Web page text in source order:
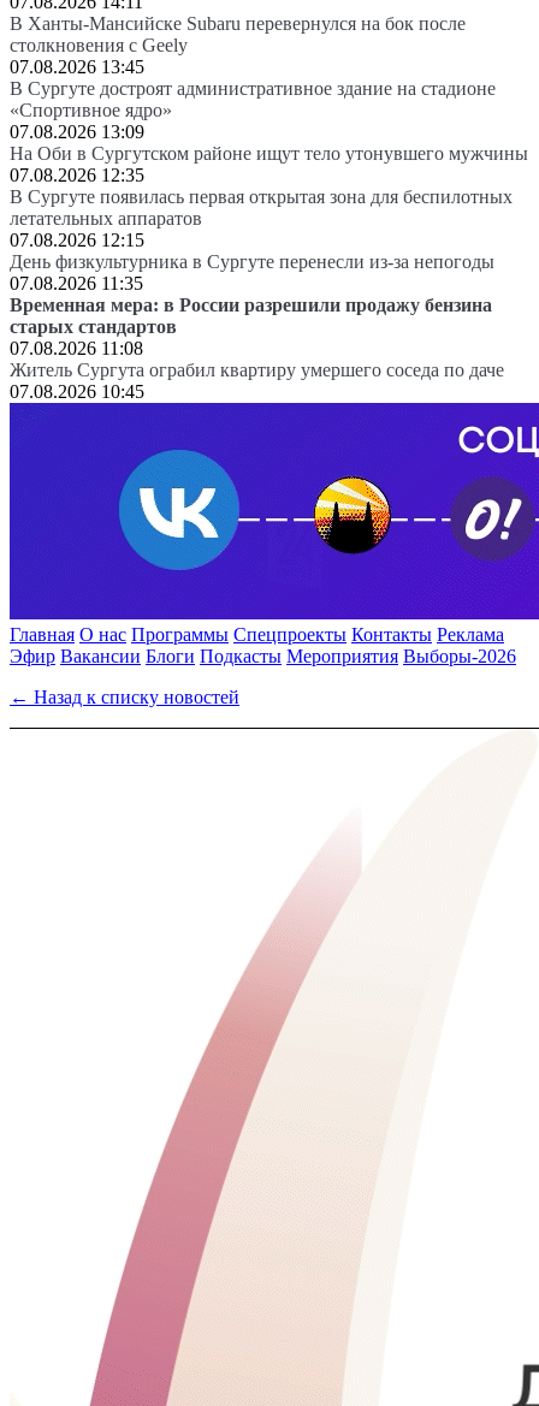
В Ханты-Мансийске Subaru перевернулся на бок после
столкновения с Geely
07.08.2026 13:45
В Сургуте достроят административное здание на стадионе
«Спортивное ядро»
07.08.2026 13:09
На Оби в Сургутском районе ищут тело утонувшего мужчины
07.08.2026 12:35
В Сургуте появилась первая открытая зона для беспилотных
летательных аппаратов
07.08.2026 12:15
День физкультурника в Сургуте перенесли из-за непогоды
07.08.2026 11:35
Временная мера: в России разрешили продажу бензина
старых стандартов
07.08.2026 11:08
Житель Сургута ограбил квартиру умершего соседа по даче
07.08.2026 10:45
Главная О нас Программы Спецпроекты Контакты Реклама
Эфир Вакансии Блоги Подкасты Мероприятия Выборы-2026
← Назад к списку новостей